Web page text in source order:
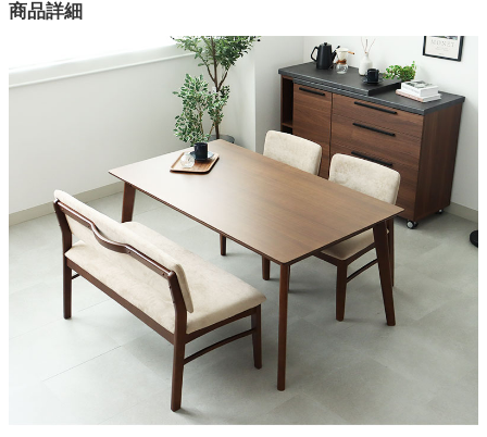
2色
天板素材
NA:オーク BR:ウォールナット
ラバーウッド無垢材
天板塗装
ウレタン塗装
脚部塗装
ウレタン塗装
チェアサイズ
商品詳細